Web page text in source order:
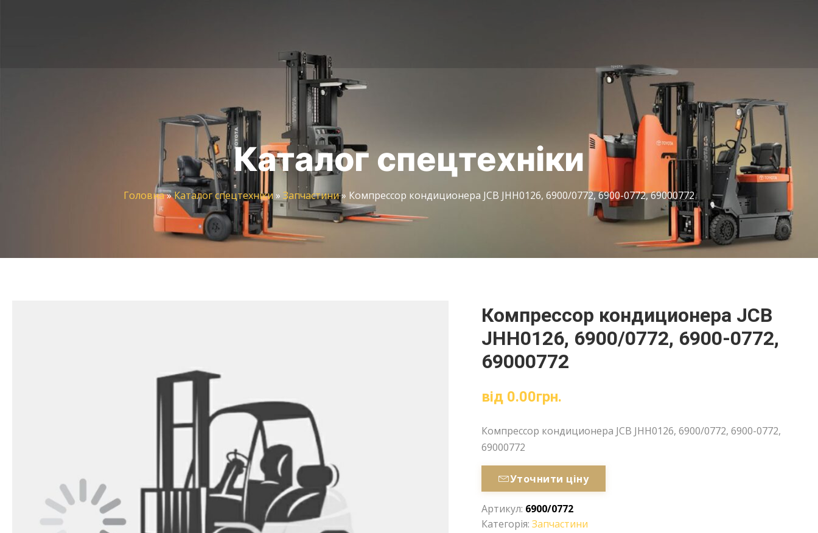
Каталог спецтехніки
Головна»Каталог спецтехніки» Запчастини» Компрессор кондиционера JCB JHH0126, 6900/0772, 6900-0772, 69000772
Компрессор кондиционера JCB
JHH0126, 6900/0772, 6900-0772,
69000772
від 0.00грн.
Компрессор кондиционера JCB JHH0126, 6900/0772, 6900-0772,
69000772
Уточнити ціну
Артикул: 6900/0772
Категорія:Запчастини